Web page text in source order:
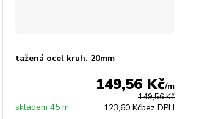
tažená ocel kruh. 20mm
149,56 Kč
149,56 Kč/m
123,60 Kčbez DPH
skladem 45 m